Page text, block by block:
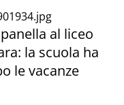
al liceo
la scuola ha
le vacanze